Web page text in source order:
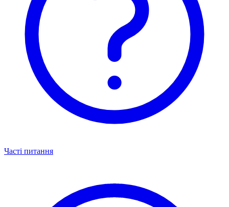
Часті питання